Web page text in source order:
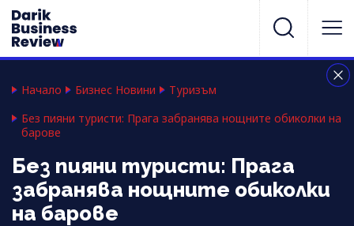
Начало Бизнес Новини
Туризъм
Без пияни туристи: Прага забранява нощните обиколки на
барове
Без пияни туристи: Прага
забранява нощните обиколки
на барове